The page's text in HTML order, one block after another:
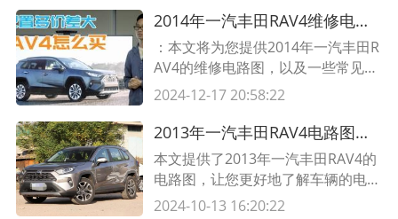
理，帮助您更好地了解和维修您的车
辆。同时，提供了一些常见电路故障
的解决方法，希望对您有所帮助。
2014年一汽丰田RAV4维修电路图及常见故障排除指南
：本文将为您提供2014年一汽丰田R
AV4的维修电路图，以及一些常见故
障的排除指南。详细介绍了RAV4的
理，帮助您更好地了解和维修您的车
辆。同时，提供了一些常见电路故障
的解决方法，希望对您有所帮助。
2024-12-17 20:58:22
2013年一汽丰田RAV4电路图及维修手册
本文提供了2013年一汽丰田RAV4的
电路图，让您更好地了解车辆的电路
组成和连接方式。同时还包含维修手
2024-10-13 16:20:22